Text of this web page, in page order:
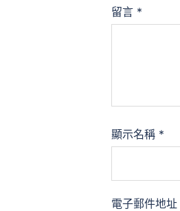
留言 *
顯示名稱 *
電子郵件地址